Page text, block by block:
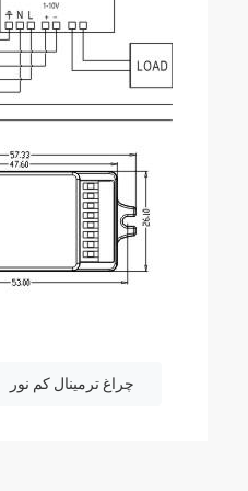
چراغ ترمینال کم نور